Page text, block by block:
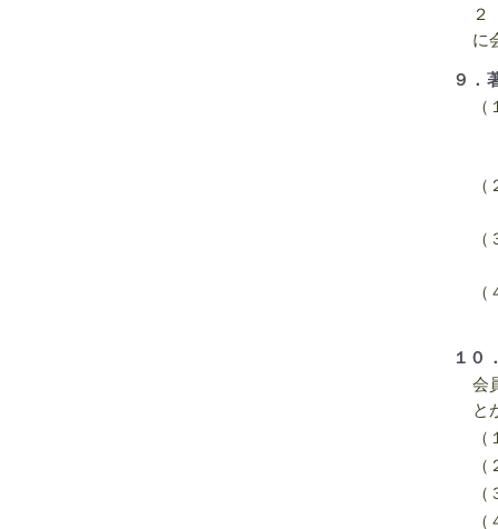
２
に
９．
（
（
（
（
１０
会
と
（
（
（
（